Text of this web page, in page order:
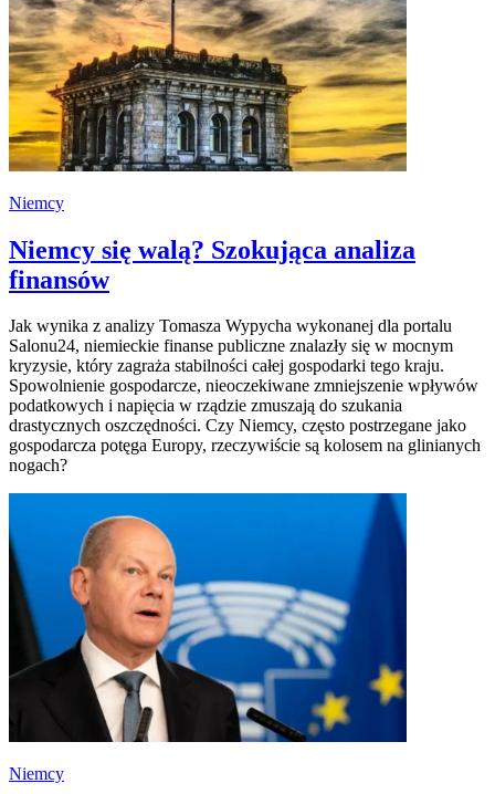
Niemcy
Niemcy się walą? Szokująca analiza
finansów
Jak wynika z analizy Tomasza Wypycha wykonanej dla portalu
Salonu24, niemieckie finanse publiczne znalazły się w mocnym
kryzysie, który zagraża stabilności całej gospodarki tego kraju.
Spowolnienie gospodarcze, nieoczekiwane zmniejszenie wpływów
podatkowych i napięcia w rządzie zmuszają do szukania
drastycznych oszczędności. Czy Niemcy, często postrzegane jako
gospodarcza potęga Europy, rzeczywiście są kolosem na glinianych
nogach?
Niemcy